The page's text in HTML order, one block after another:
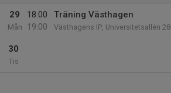
29
Mån
18:00
19:00
Träning Västhagen
Västhagens IP, Universitetsallén 28
30
Tis